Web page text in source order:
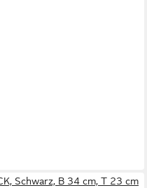
Schwarz, B 34 cm, T 23 cm